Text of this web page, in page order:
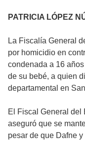
PATRICIA LÓPEZ
La Fiscalía General
por homicidio en
condenada a 16
de su bebé, a quien
departamental en
El Fiscal General del
aseguró que se
pesar de que Dafne